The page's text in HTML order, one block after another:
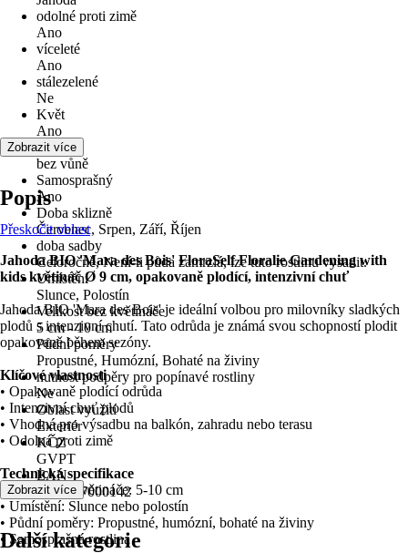
odolné proti zimě
Ano
víceleté
Ano
stálezelené
Ne
Květ
Ano
Vůně
bez vůně
Samosprašný
Ano
Doba sklizně
Červenec, Srpen, Září, Říjen
doba sadby
Celoročně, Není-li půda zamrzlá, lze tuto rostlinu vysadit.
Umístění
Slunce, Polostín
Velikost bez květináče
5 cm - 10 cm
Půdní poměry
Propustné, Humózní, Bohaté na živiny
nutnost podpěry pro popínavé rostliny
Ne
Oblast využití
Exteriér
KČZ
GVPT
EAN
4025967000142
Zobrazit více
Popis
Přeskočit oblast
Jahoda BIO 'Mara des Bois' FloraSelf Floralie Gardening with
kids květináč Ø 9 cm, opakovaně plodící, intenzivní chuť
Jahoda BIO 'Mara des Bois' je ideální volbou pro milovníky sladkých
plodů s intenzivní chutí. Tato odrůda je známá svou schopností plodit
opakovaně během sezóny.
Klíčové vlastnosti
• Opakovaně plodící odrůda
• Intenzivní chuť plodů
• Vhodná pro výsadbu na balkón, zahradu nebo terasu
• Odolná proti zimě
Technická specifikace
• Výška bez květináče: 5-10 cm
• Umístění: Slunce nebo polostín
• Půdní poměry: Propustné, humózní, bohaté na živiny
• Samosprašná rostlina
Zobrazit více
Další kategorie